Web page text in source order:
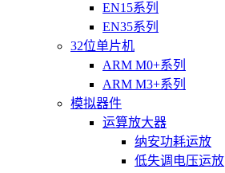
EN15系列
EN35系列
32位单片机
ARM M0+系列
ARM M3+系列
模拟器件
运算放大器
纳安功耗运放
低失调电压运放